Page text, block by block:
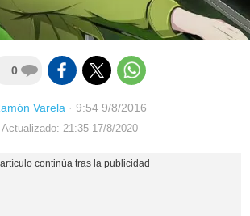
0
Varela· 9:54 9/8/2016
Actualizado: 21:35 17/8/2020